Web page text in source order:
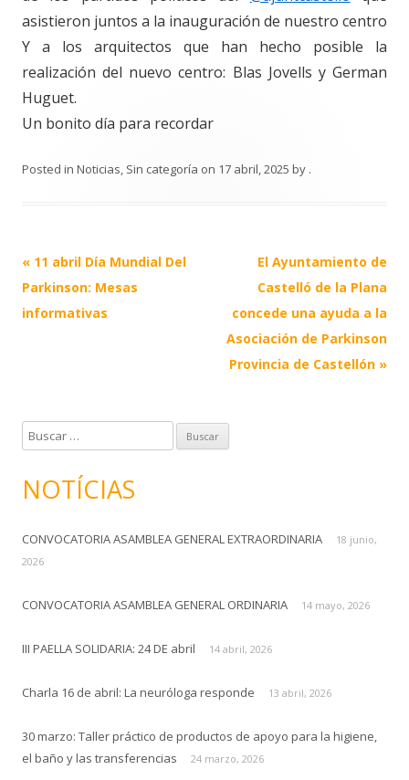
asistieron juntos a la inauguración de nuestro centro
Y a los arquitectos que han hecho posible la
realización del nuevo centro: Blas Jovells y German
Huguet.
Un bonito día para recordar
Posted in Noticias, Sin categoría on 17 abril, 2025 by .
Post
navigation
« 11 abril Día Mundial Del
Parkinson: Mesas
informativas
El Ayuntamiento de
Castelló de la Plana
concede una ayuda a la
Asociación de Parkinson
Provincia de Castellón »
u
c
r
:
NOTÍCIAS
CONVOCATORIA ASAMBLEA GENERAL EXTRAORDINARIA
18 junio,
2026
CONVOCATORIA ASAMBLEA GENERAL ORDINARIA 14 mayo, 2026
III PAELLA SOLIDARIA: 24 DE abril 14 abril, 2026
Charla 16 de abril: La neuróloga responde 13 abril, 2026
30 marzo: Taller práctico de productos de apoyo para la higiene,
el baño y las transferencias
24 marzo, 2026